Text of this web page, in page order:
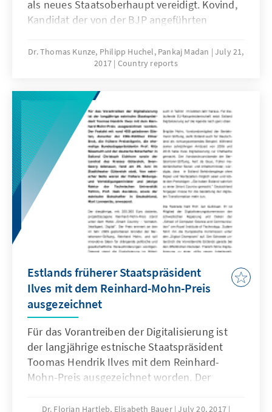
als neues Staatsoberhaupt vereidigt. Kovind,
Kandidat der von der BJP angeführten
Alliance (NDA), setzte sich gegen die
Kandidatin der Opposition, Meira Kumar, im
Damit ist es der BJP gelungen, erstmals eines
ihrer Parteimitglieder in das oberste
Staatsamt zu befördern. Trotz der vorwiegend
repräsentativen Aufgaben des Präsidenten,
muss dies als deutlicher politischer Erfolg von
Premierminister Modi gewertet werden.
Dr. Thomas Kunze, Philipp Huchel, Pankaj Madan
July 21,
2017 Country reports
Estlands früherer Staatspräsident
Ilves mit dem Reinhard-Mohn-Preis
ausgezeichnet
Für das Vorantreiben der Digitalisierung ist
der langjährige estnische Staatspräsident
Toomas Hendrik Ilves mit dem Reinhard-
Mohn-Preis ausgezeichnet worden. Der
darunter der CDU-Politiker Elmar Brok, die
Dr. Florian Hartleb, Elisabeth Bauer July 20, 2017